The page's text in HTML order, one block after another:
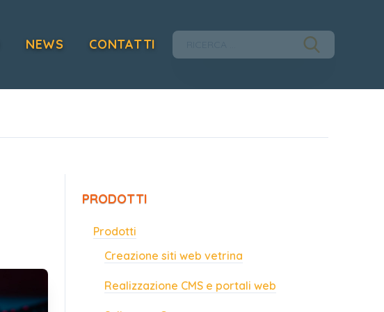
NEWS CONTATTI
PRODOTTI
Prodotti
Creazione siti web vetrina
Realizzazione CMS e portali web